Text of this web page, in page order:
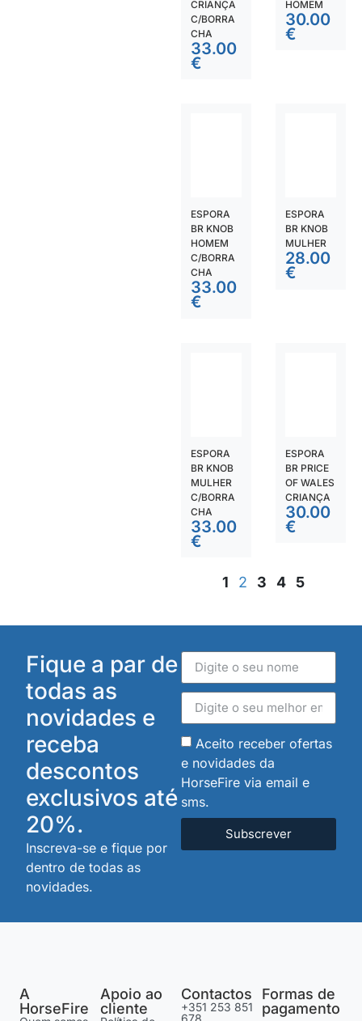
CRIANÇA
C/BORRA
CHA
33.00
€
HOMEM
30.00
€
ESPORA
BR KNOB
HOMEM
C/BORRA
CHA
33.00
€
ESPORA
BR KNOB
MULHER
28.00
€
ESPORA
BR KNOB
MULHER
C/BORRA
CHA
33.00
€
ESPORA
BR PRICE
OF WALES
CRIANÇA
30.00
€
1 2 3 4 5
Fique a par de
todas as
novidades e
receba
descontos
exclusivos até
20%.
Inscreva-se e fique por
dentro de todas as
novidades.
Aceito receber ofertas
e novidades da
HorseFire via email e
sms.
Subscrever
A
HorseFire
Apoio ao
cliente
Contactos
+351 253 851
678
Formas de
pagamento